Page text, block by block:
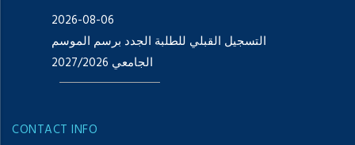
2026-08-06
التسجيل القبلي للطلبة الجدد برسم الموسم
الجامعي 2027/2026
CONTACT INFO